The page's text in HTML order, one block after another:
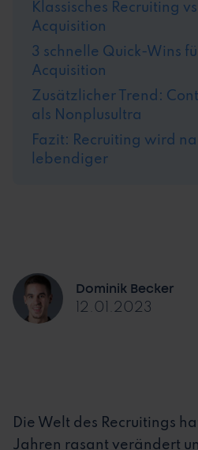
Klassisches Recruiting
Acquisition
3 schnelle Quick-Wins
Acquisition
Zusätzlicher Trend:
als Nonplusultra
Fazit: Recruiting wird
lebendiger
Dominik Becker
12.01.2023
Die Welt des Recruitings
Jahren rasant verändert